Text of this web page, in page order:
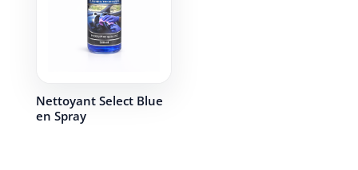
Nettoyant Select Blue
en Spray